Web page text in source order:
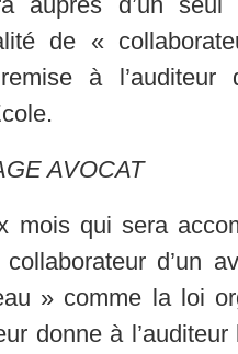
de «
à
AVOCAT
mois qui sera
d’un
» comme la loi
donne à l’auditeur